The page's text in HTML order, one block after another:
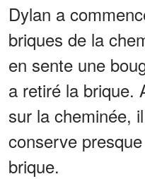
Dylan a
briques de la
en sente une
a retiré la brique.
sur la cheminée,
conserve
brique.